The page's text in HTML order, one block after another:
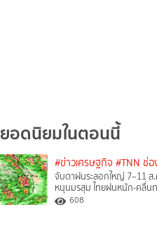
ยอดนิยมในตอนนี้
#ข่าวเศรษฐกิจ #TNN ช่
จับตาฝนระลอกใหญ่ 7–11
หนุนมรสุม ไทยฝนหนัก-คลื่นท
608